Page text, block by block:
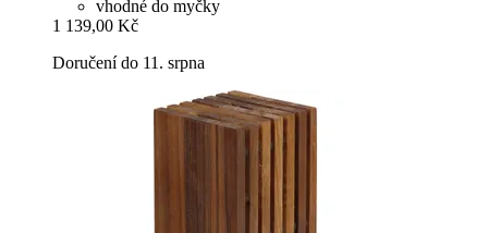
vhodné do myčky
1 139,00 Kč
Doručení do 11. srpna